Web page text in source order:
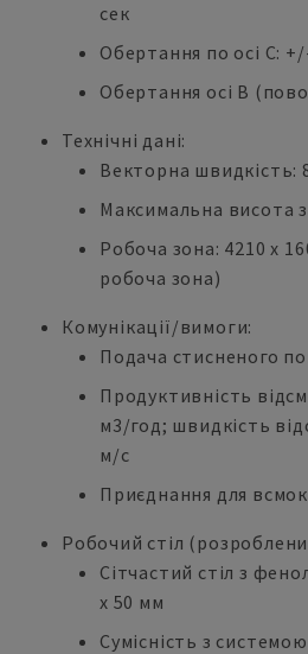
сек
Обертання по осі С:
Обертання осі B
Технічні дані:
Векторна швидкість:
Максимальна висота
Робоча зона: 4210 x
робоча зона)
Комунікації/вимоги:
Подача стисненого
Продуктивність
м3/год; швидкість
м/с
Приєднання для
Робочий стіл
Сітчастий стіл з
x 50 мм
Сумісність з